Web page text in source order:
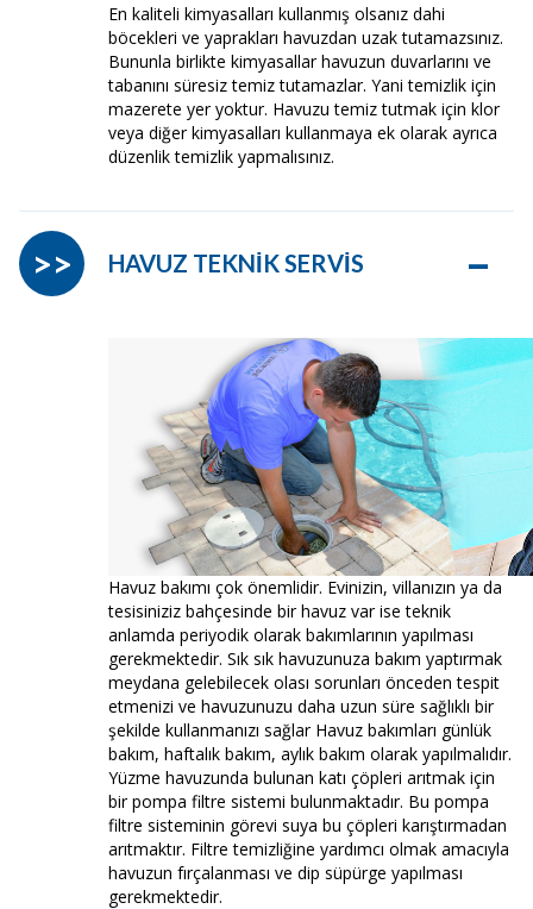
En kaliteli kimyasalları kullanmış olsanız dahi
böcekleri ve yaprakları havuzdan uzak tutamazsınız.
Bununla birlikte kimyasallar havuzun duvarlarını ve
tabanını süresiz temiz tutamazlar. Yani temizlik için
mazerete yer yoktur. Havuzu temiz tutmak için klor
veya diğer kimyasalları kullanmaya ek olarak ayrıca
düzenlik temizlik yapmalısınız.
HAVUZ TEKNİK SERVİS –
>>
Havuz bakımı çok önemlidir. Evinizin, villanızın ya da
tesisiniziz bahçesinde bir havuz var ise teknik
anlamda periyodik olarak bakımlarının yapılması
gerekmektedir. Sık sık havuzunuza bakım yaptırmak
meydana gelebilecek olası sorunları önceden tespit
etmenizi ve havuzunuzu daha uzun süre sağlıklı bir
şekilde kullanmanızı sağlar Havuz bakımları günlük
bakım, haftalık bakım, aylık bakım olarak yapılmalıdır.
Yüzme havuzunda bulunan katı çöpleri arıtmak için
bir pompa filtre sistemi bulunmaktadır. Bu pompa
filtre sisteminin görevi suya bu çöpleri karıştırmadan
arıtmaktır. Filtre temizliğine yardımcı olmak amacıyla
havuzun fırçalanması ve dip süpürge yapılması
gerekmektedir.